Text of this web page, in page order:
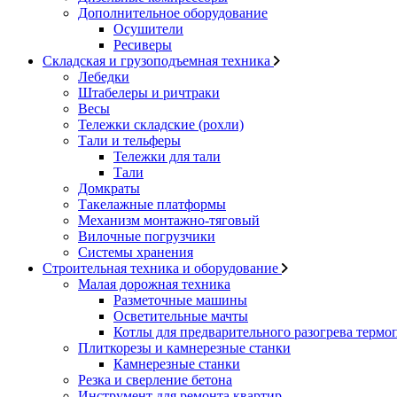
Дополнительное оборудование
Осушители
Ресиверы
Складская и грузоподъемная техника
Лебедки
Штабелеры и ричтраки
Весы
Тележки складские (рохли)
Тали и тельферы
Тележки для тали
Тали
Домкраты
Такелажные платформы
Механизм монтажно-тяговый
Вилочные погрузчики
Системы хранения
Строительная техника и оборудование
Малая дорожная техника
Разметочные машины
Осветительные мачты
Котлы для предварительного разогрева
Плиткорезы и камнерезные станки
Камнерезные станки
Резка и сверление бетона